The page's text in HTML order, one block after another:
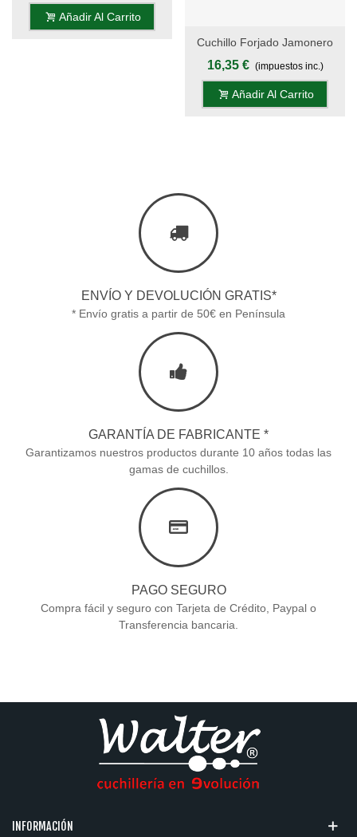
Añadir Al Carrito
Cuchillo Forjado Jamonero
24 Cm - Mango POM Rojo
16,35 € (impuestos inc.)
Añadir Al Carrito
ENVÍO Y DEVOLUCIÓN GRATIS*
* Envío gratis a partir de 50€ en Península
GARANTÍA DE FABRICANTE *
Garantizamos nuestros productos durante 10 años todas las
gamas de cuchillos.
PAGO SEGURO
Compra fácil y seguro con Tarjeta de Crédito, Paypal o
Transferencia bancaria.
INFORMACIÓN